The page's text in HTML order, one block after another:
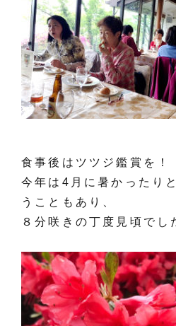
食事後はツツジ鑑賞を！
今年は4月に暑かったり
うこともあり、
８分咲きの丁度見頃でし